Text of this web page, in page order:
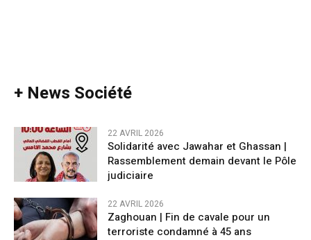
+ News Société
22 AVRIL 2026
Solidarité avec Jawahar et Ghassan |
Rassemblement demain devant le Pôle
judiciaire
22 AVRIL 2026
Zaghouan | Fin de cavale pour un
terroriste condamné à 45 ans